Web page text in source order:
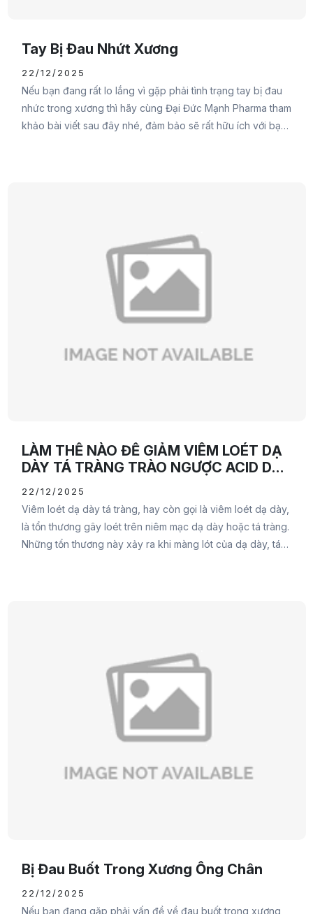
Tay Bị Đau Nhứt Xương
22/12/2025
Nếu bạn đang rất lo lắng vì gặp phải tình trạng tay bị đau
nhức trong xương thì hãy cùng Đại Đức Mạnh Pharma tham
khảo bài viết sau đây nhé, đảm bảo sẽ rất hữu ích với bạn
LÀM THẾ NÀO ĐỂ GIẢM VIÊM LOÉT DẠ
DÀY TÁ TRÀNG TRÀO NGƯỢC ACID DẠ
DÀY
22/12/2025
Viêm loét dạ dày tá tràng, hay còn gọi là viêm loét dạ dày,
là tổn thương gây loét trên niêm mạc dạ dày hoặc tá tràng.
Những tổn thương này xảy ra khi màng lót của dạ dày, tá
Bị Đau Buốt Trong Xương Ống Chân
22/12/2025
Nếu bạn đang gặp phải vấn đề về đau buốt trong xương